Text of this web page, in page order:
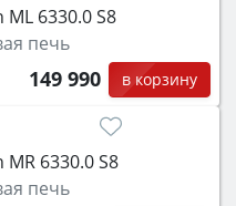
6330.0 S8
печь
149 990 в корзину
6330.0 S8
печь